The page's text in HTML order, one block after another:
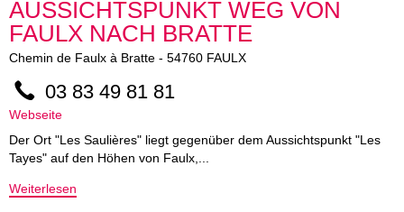
AUSSICHTSPUNKT WEG VON
FAULX NACH BRATTE
Chemin de Faulx à Bratte - 54760 FAULX
03 83 49 81 81
Webseite
Der Ort "Les Saulières" liegt gegenüber dem Aussichtspunkt "Les
Tayes" auf den Höhen von Faulx,...
Weiterlesen